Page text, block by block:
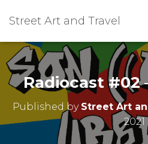
Street Art and Travel
Radiocast #02
Published by Street Art
2021